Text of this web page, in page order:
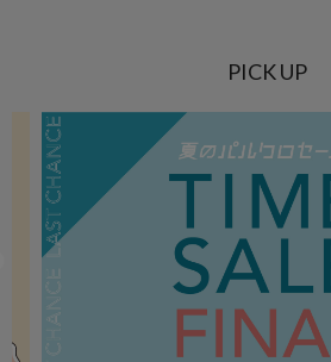
PICK UP